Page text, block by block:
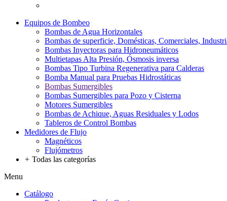
Equipos de Bombeo
Bombas de Agua Horizontales
Bombas de superficie, Domésticas, Comerciales,
Bombas Inyectoras para Hidroneumáticos
Multietapas Alta Presión, Ósmosis inversa
Bombas Tipo Turbina Regenerativa para Calderas
Bomba Manual para Pruebas Hidrostáticas
Bombas Sumergibles
Bombas Sumergibles para Pozo y Cisterna
Motores Sumergibles
Bombas de Achique, Aguas Residuales y Lodos
Tableros de Control Bombas
Medidores de Flujo
Magnéticos
Flujómetros
+ Todas las categorías
Menu
Catálogo